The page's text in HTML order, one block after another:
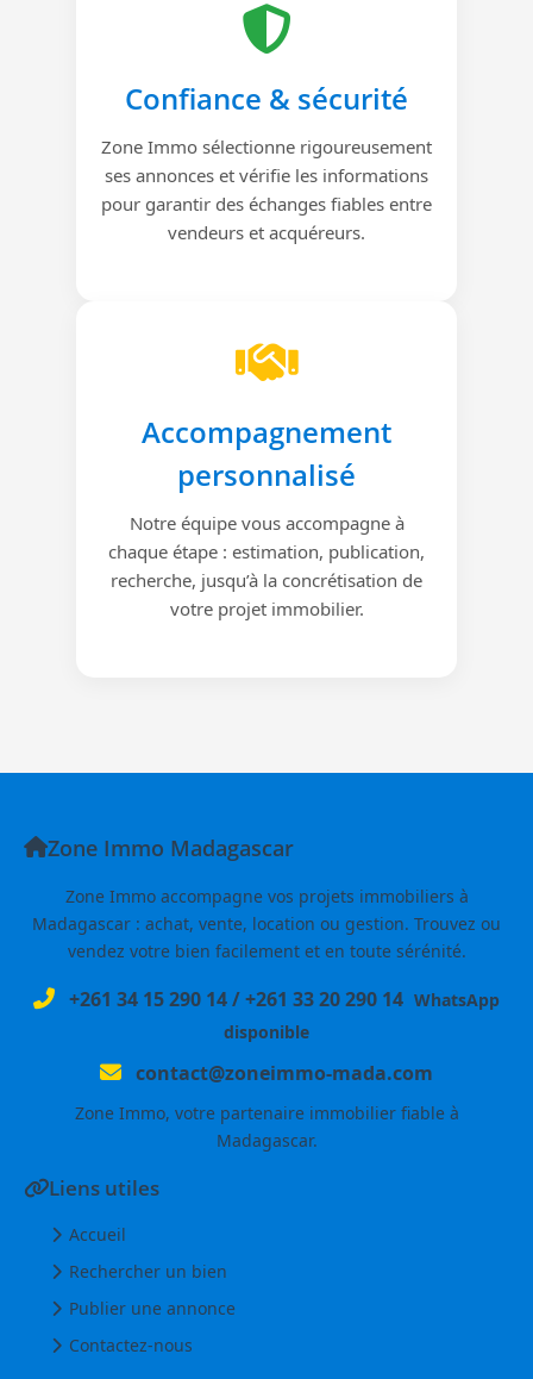
Confiance & sécurité
Zone Immo sélectionne rigoureusement
ses annonces et vérifie les informations
pour garantir des échanges fiables entre
vendeurs et acquéreurs.
Accompagnement
personnalisé
Notre équipe vous accompagne à
chaque étape : estimation, publication,
recherche, jusqu’à la concrétisation de
votre projet immobilier.
Zone Immo Madagascar
Zone Immo accompagne vos projets immobiliers à
Madagascar : achat, vente, location ou gestion. Trouvez ou
vendez votre bien facilement et en toute sérénité.
+261 34 15 290 14/+261 33 20 290 14 WhatsApp
disponible
contact@zoneimmo-mada.com
Zone Immo, votre partenaire immobilier fiable à
Madagascar.
Liens utiles
Accueil
Rechercher un bien
Publier une annonce
Contactez-nous